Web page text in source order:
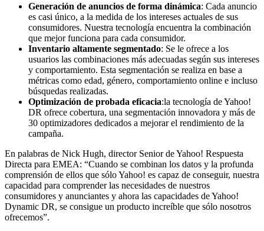
Generación de anuncios de forma dinámica: Cada anuncio
es casi único, a la medida de los intereses actuales de sus
consumidores. Nuestra tecnología encuentra la combinación
que mejor funciona para cada consumidor.
Inventario altamente segmentado: Se le ofrece a los
usuarios las combinaciones más adecuadas según sus intereses
y comportamiento. Esta segmentación se realiza en base a
métricas como edad, género, comportamiento online e incluso
búsquedas realizadas.
Optimización de probada eficacia:la tecnología de Yahoo!
DR ofrece cobertura, una segmentación innovadora y más de
30 optimizadores dedicados a mejorar el rendimiento de la
campaña.
En palabras de Nick Hugh, director Senior de Yahoo! Respuesta
Directa para EMEA: “Cuando se combinan los datos y la profunda
comprensión de ellos que sólo Yahoo! es capaz de conseguir, nuestra
capacidad para comprender las necesidades de nuestros
consumidores y anunciantes y ahora las capacidades de Yahoo!
Dynamic DR, se consigue un producto increíble que sólo nosotros
ofrecemos”.